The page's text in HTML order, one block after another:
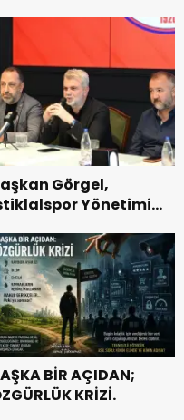
Görgel,
Yönetimi
Geldi.
BİR AÇIDAN;
KRİZİ.